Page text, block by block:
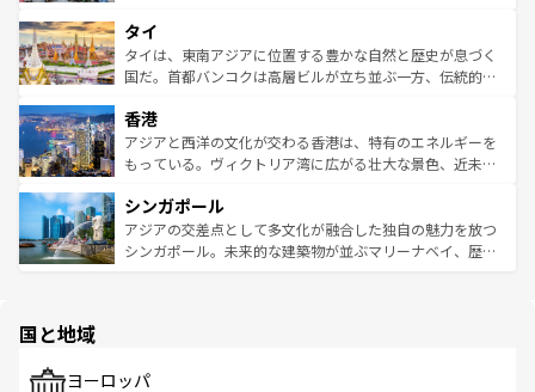
リティに包まれながら、韓国の多彩な魅力を心ゆくまで味
わってみてほしい。 なお、新着の韓国情報はコンテンツ一
覧を参照してほしい。
急速な発展と共に伝統が息づく。ハノイの古い町並みやホ
ーチミン市のフランス統治時代の建物も、独特の雰囲気を
醸し出している。また、バラエティの豊かさとおいしさで
とつ。フォーやバインミー、ベトナムコーヒーなどは、ぜ
ひ現地で味わいたい。どの地域を訪れてもあたたかい人々
が旅行者を迎えてくれるので、きっと忘れられない旅にな
参照してほしい。
タイ
タイは、東南アジアに位置する豊かな自然と歴史が息づく
国だ。首都バンコクは高層ビルが立ち並ぶ一方、伝統的な
の活気が交差している。北部ではチェンマイなどの山岳地
帯で自然と触れ合い、南部ではプーケットやクラビの美し
いビーチでリゾート気分を楽しむことができる。タイ料理
激する。気候は一年中温暖で、どの季節にも異なる楽しみ
が待っている。親しみやすいタイの人々、仏教を中心とし
た文化、そして多様な観光資源が、訪れる旅人を魅了し続
香港
アジアと西洋の文化が交わる香港は、特有のエネルギーを
もっている。ヴィクトリア湾に広がる壮大な景色、近未来
み、どこを訪れても感動するはず。観光スポットが密集し
ており、効率よく見どころを回れるのも魅力。息をのむよ
うな絶景から文化的な体験まで、香港を存分に楽しみ尽く
シンガポール
アジアの交差点として多文化が融合した独自の魅力を放つ
シンガポール。未来的な建築物が並ぶマリーナベイ、歴史
で、ホーカーズは地元の風情を楽しめる外せないスポット
国と地域
ヨーロッパ